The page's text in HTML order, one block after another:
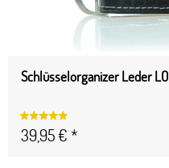
Schlüsselorganizer Leder
39,95 € *